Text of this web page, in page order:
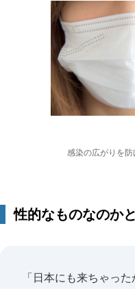
感染の広がりを防
性的なものなのか
「日本にも来ちゃっ